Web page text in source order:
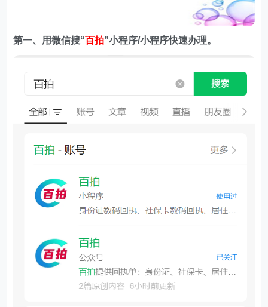
第一、用微信搜“百拍”小程序/小程序快速办理。